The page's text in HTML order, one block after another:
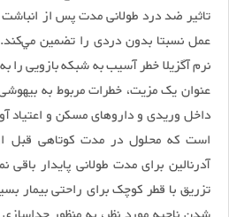
تاثیر ضد درد طولانی مدت پس از
عمل نسبتا بدون دردی را تضمين
نرم آگزیلا خطر آسیب به شبکه بازویی
عنوان یک مزیت، خطرات مربوط به
داخل وریدی و داروهای مسکن و اعتیاد
است که محلول در مدت کوتاهی قبل
آدرنالین برای مدت طولانی پایدار باقی
تزریق با قطر کوچک برای راحتی بیمار